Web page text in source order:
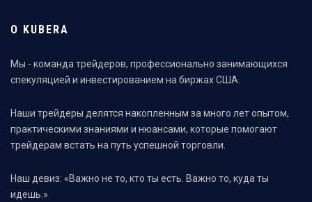
О KUBERA
Мы - команда трейдеров, профессионально занимающихся
спекуляцией и инвестированием на биржах США.
Наши трейдеры делятся накопленным за много лет опытом,
практическими знаниями и нюансами, которые помогают
трейдерам встать на путь успешной торговли.
Наш девиз: «Важно не то, кто ты есть. Важно то, куда ты
идешь.»